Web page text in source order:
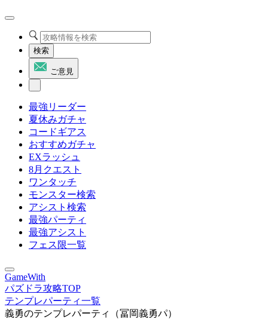
検索
ご意見
最強リーダー
夏休みガチャ
コードギアス
おすすめガチャ
EXラッシュ
8月クエスト
ワンタッチ
モンスター検索
アシスト検索
最強パーティ
最強アシスト
フェス限一覧
GameWith
パズドラ攻略TOP
テンプレパーティ一覧
義勇のテンプレパーティ（冨岡義勇パ）